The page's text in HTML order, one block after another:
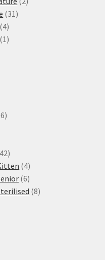
31 31
44
produkty
1 1
66
4242
produktů
44
produkty
66
produktů
88